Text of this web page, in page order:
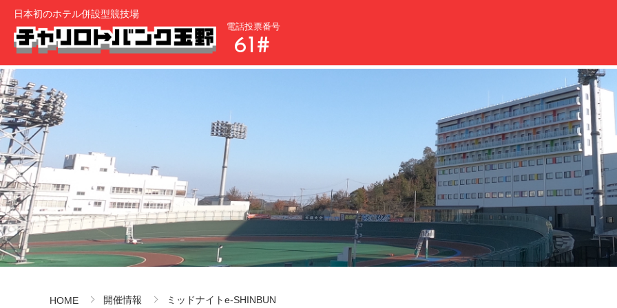
日本初のホテル併設型競技場
電話投票番号
61#
HOME 開催情報 ミッドナイトe-SHINBUN